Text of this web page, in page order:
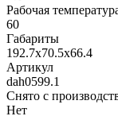
Рабочая
60
Габариты
192.7x70.5x66.4
Артикул
dah0599.1
Снято с
Нет